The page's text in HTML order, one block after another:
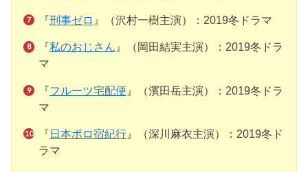
『刑事ゼロ 』（沢村一樹主演）：2019冬ドラマ
『私のおじさん 』（岡田結実主演）：2019冬ドラ
マ
『フルーツ宅配便 』（濱田岳主演）：2019冬ドラ
マ
『 日本ボロ宿紀行』（深川麻衣主演）：2019冬ド
ラマ